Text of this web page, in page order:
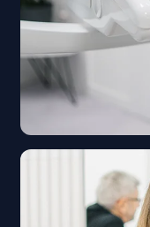
Лінгвальні
поверхні зубів,
непомітними
бажаного
естетичним
брекети часто
потребують